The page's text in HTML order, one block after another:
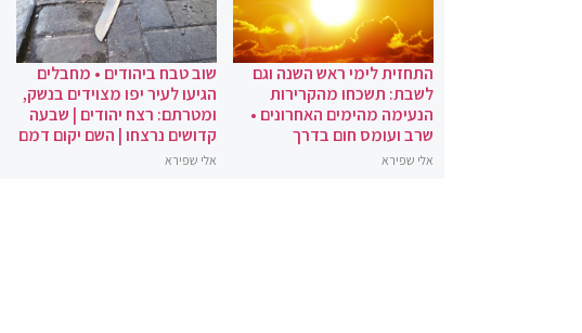
התחזית לימי ראש השנה וגם
לשבת: תשכחו מהקרירות
הנעימה מהימים האחרונים •
שרב ועומס חום בדרך
אלי שפירא
שוב טבח ביהודים • מחבלים
הגיעו לעיר יפו מצוידים בנשק,
ומטרתם: רצח יהודים | שבעה
קדושים נרצחו | השם יקום דמם
אלי שפירא